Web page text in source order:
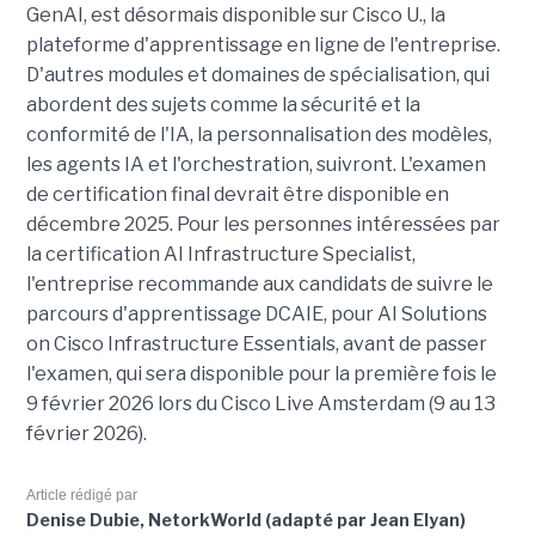
GenAI, est désormais disponible sur Cisco U., la
plateforme d'apprentissage en ligne de l'entreprise.
D'autres modules et domaines de spécialisation, qui
abordent des sujets comme la sécurité et la
conformité de l'IA, la personnalisation des modèles,
les agents IA et l'orchestration, suivront. L'examen
de certification final devrait être disponible en
décembre 2025. Pour les personnes intéressées par
la certification AI Infrastructure Specialist,
l'entreprise recommande aux candidats de suivre le
parcours d'apprentissage DCAIE, pour AI Solutions
on Cisco Infrastructure Essentials, avant de passer
l'examen, qui sera disponible pour la première fois le
9 février 2026 lors du Cisco Live Amsterdam (9 au 13
février 2026).
Article rédigé par
Denise Dubie, NetorkWorld (adapté par Jean Elyan)